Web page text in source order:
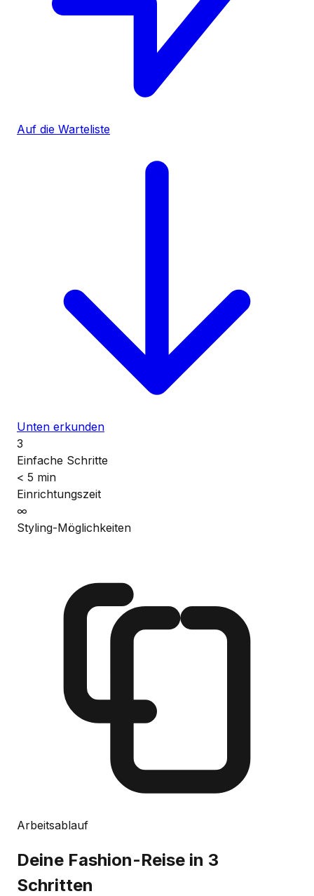
Auf die Warteliste
Unten erkunden
3
Einfache Schritte
< 5 min
Einrichtungszeit
∞
Styling-Möglichkeiten
Arbeitsablauf
Deine Fashion-Reise in 3
Schritten